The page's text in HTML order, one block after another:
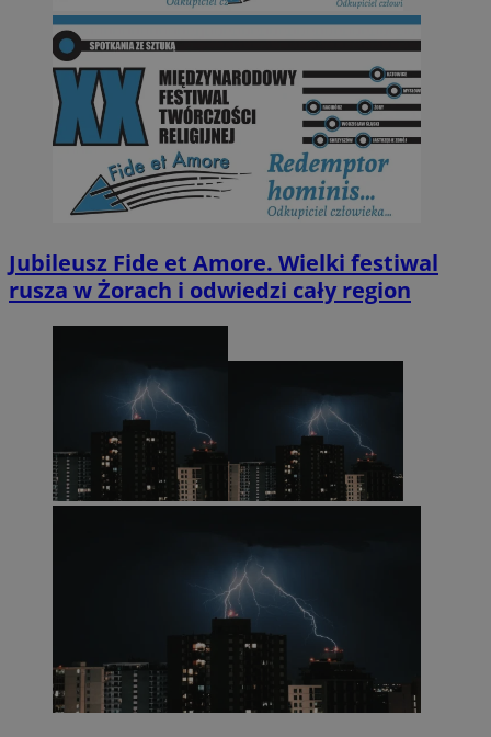
Jubileusz Fide et Amore. Wielki festiwal
rusza w Żorach i odwiedzi cały region